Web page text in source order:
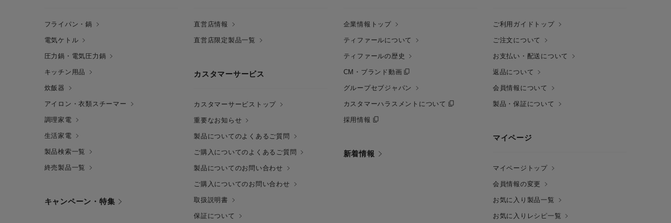
フライパン・鍋
電気ケトル
圧力鍋・電気圧力鍋
キッチン用品
炊飯器
アイロン・衣類スチーマー
調理家電
生活家電
製品検索一覧
終売製品一覧
キャンペーン・特集
直営店情報
直営店限定製品一覧
カスタマーサービス
カスタマーサービストップ
重要なお知らせ
製品についてのよくあるご質問
ご購入についてのよくあるご質問
製品についてのお問い合わせ
ご購入についてのお問い合わせ
取扱説明書
保証について
企業情報トップ
ティファールについて
ティファールの歴史
CM・ブランド動画
グループセブジャパン
カスタマーハラスメントについて
採用情報
新着情報
ご利用ガイドトップ
ご注文について
お支払い・配送について
返品について
会員情報について
製品・保証について
マイページ
マイページトップ
会員情報の変更
お気に入り製品一覧
お気に入りレシピ一覧